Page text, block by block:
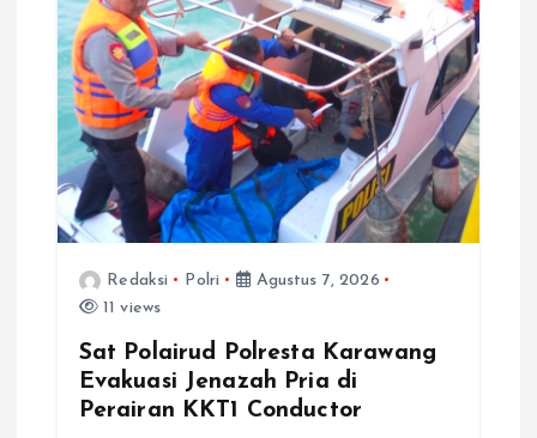
Redaksi Polri
Agustus 7, 2026
11 views
Sat Polairud Polresta Karawang
Evakuasi Jenazah Pria di
Perairan KKT1 Conductor